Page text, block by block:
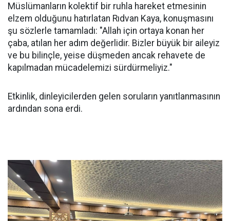
Müslümanların kolektif bir ruhla hareket etmesinin
elzem olduğunu hatırlatan Rıdvan Kaya, konuşmasını
şu sözlerle tamamladı: "Allah için ortaya konan her
çaba, atılan her adım değerlidir. Bizler büyük bir aileyiz
ve bu bilinçle, yeise düşmeden ancak rehavete de
kapılmadan mücadelemizi sürdürmeliyiz."
Etkinlik, dinleyicilerden gelen soruların yanıtlanmasının
ardından sona erdi.